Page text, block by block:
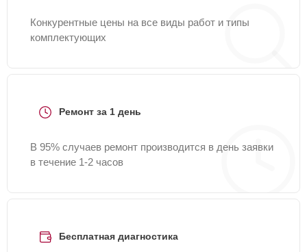
Конкурентные цены на все виды работ и типы
комплектующих
Ремонт за 1 день
В 95% случаев ремонт производится в день заявки
в течение 1-2 часов
Бесплатная диагностика